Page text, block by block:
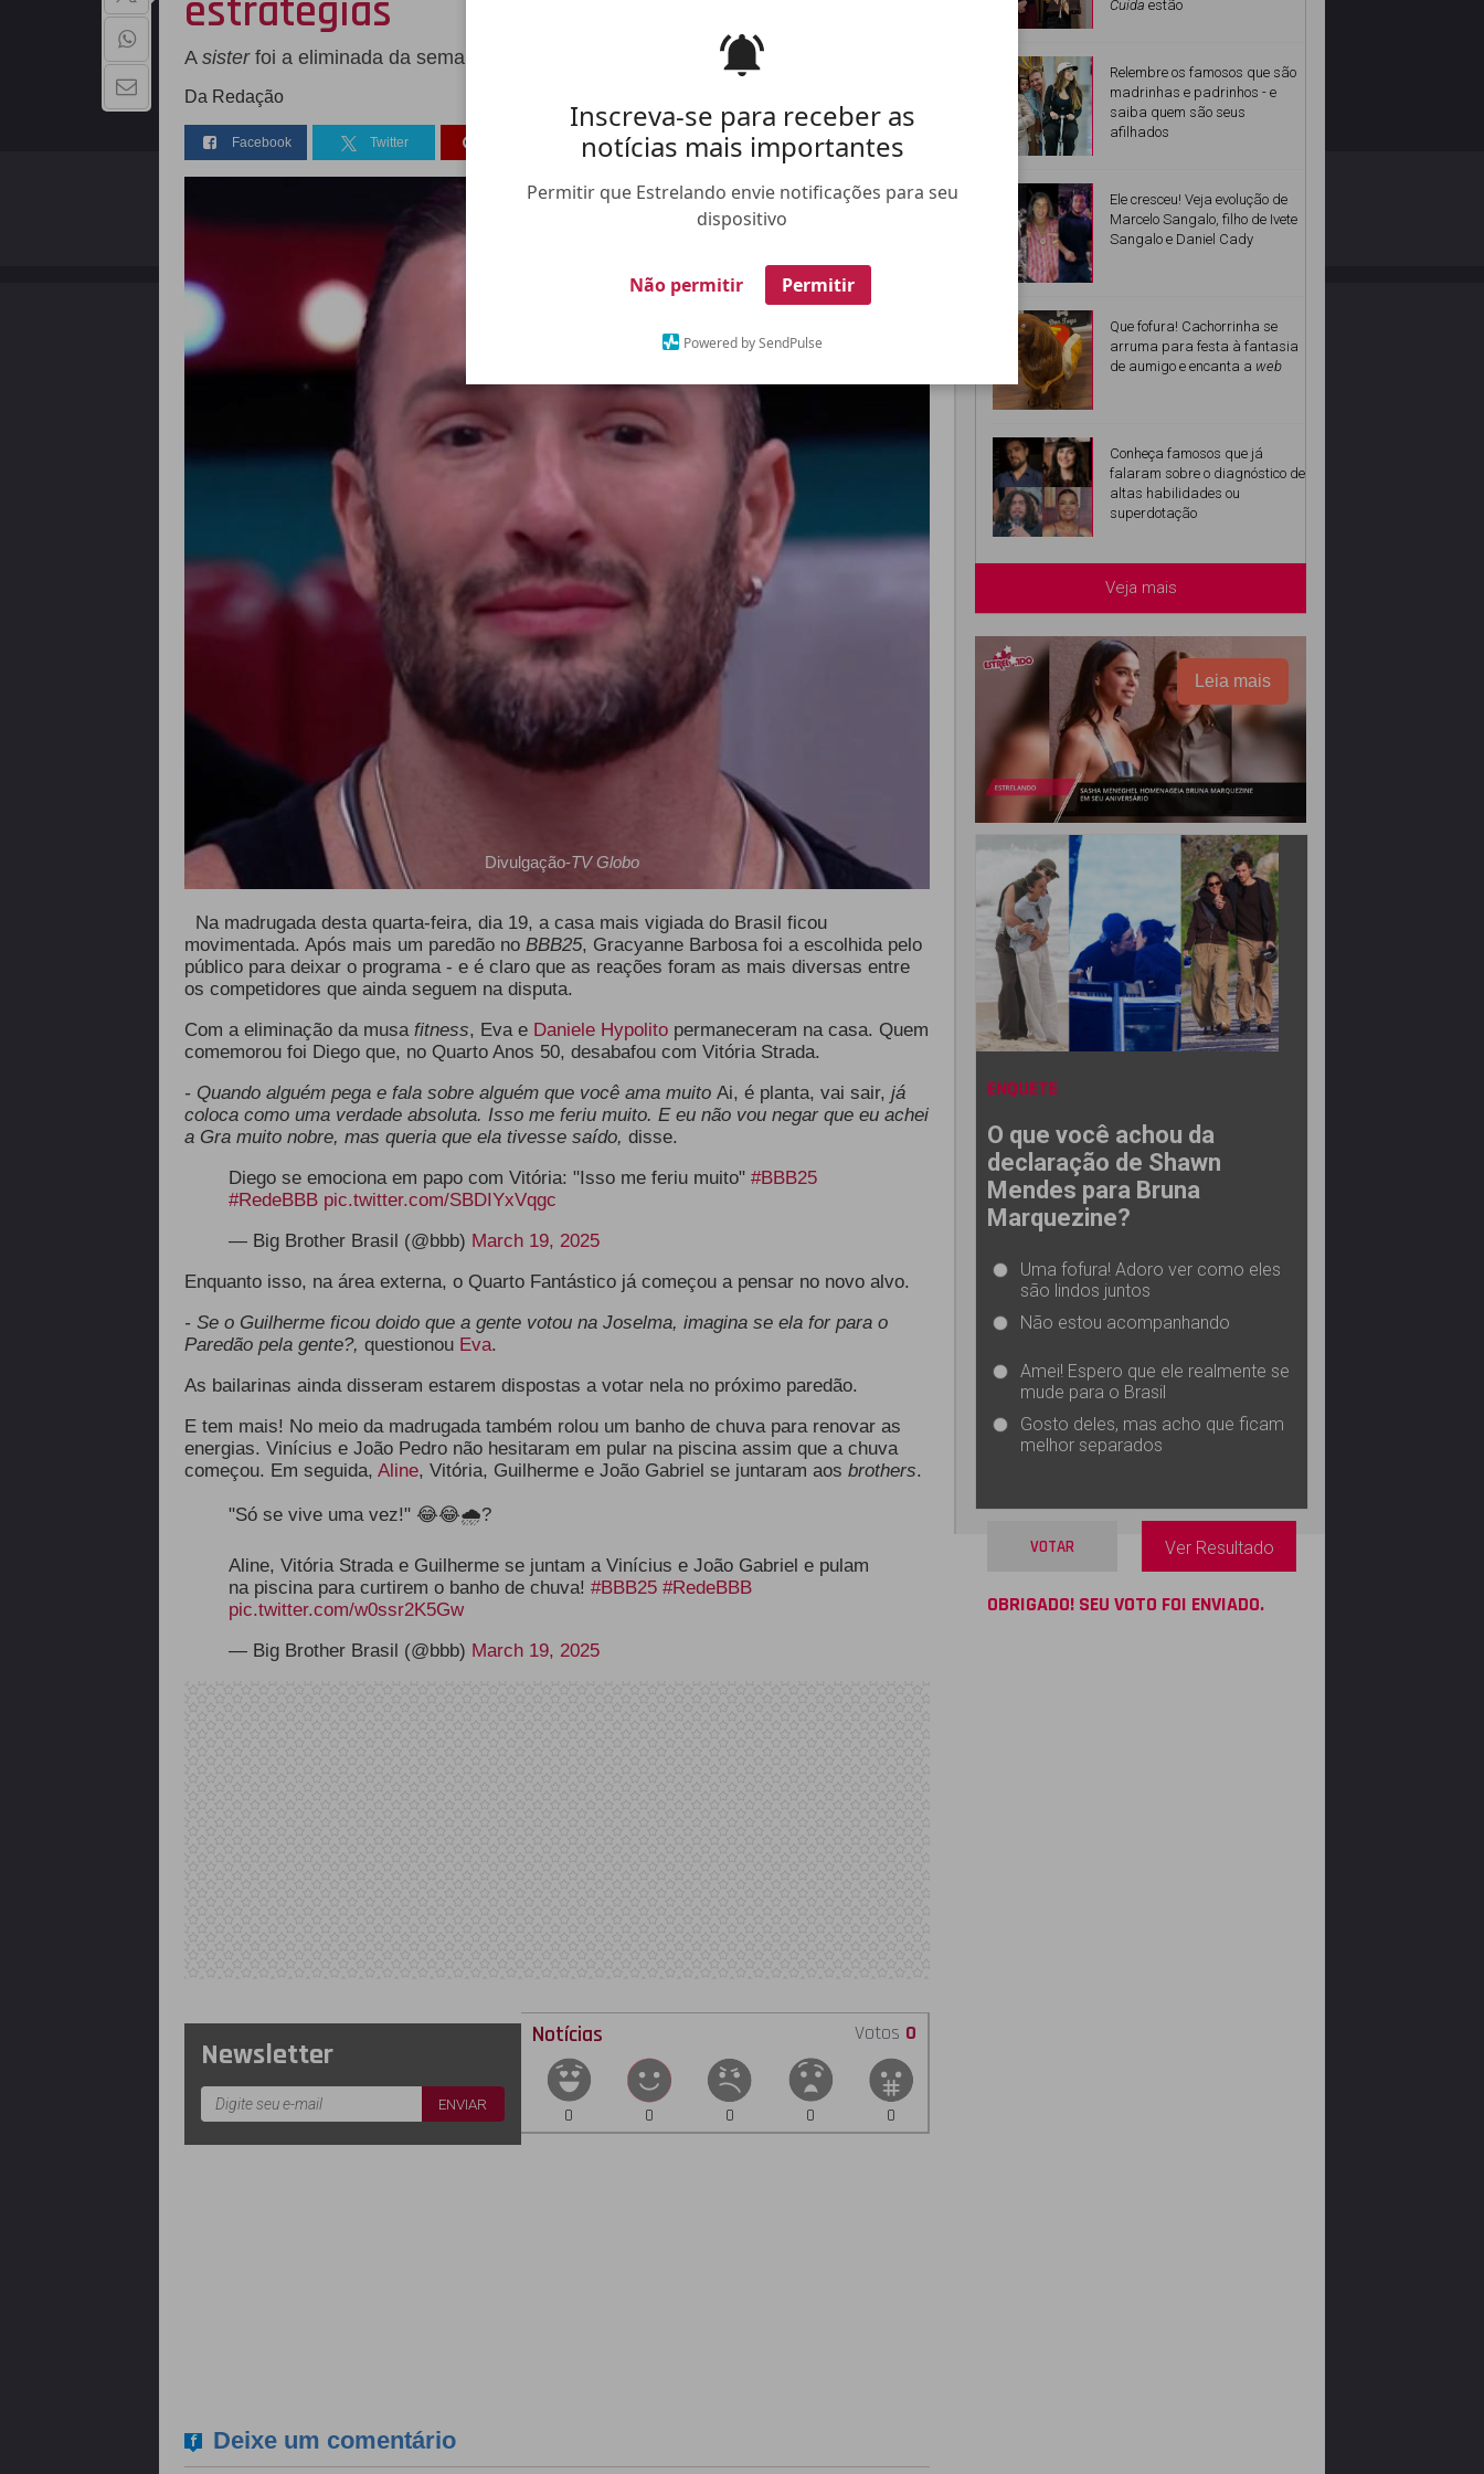
Inscreva-se para receber as
notícias mais importantes
Permitir que Estrelando envie notificações para seu
dispositivo
Não permitir Permitir
Powered by SendPulse
estratégias
A sisterfoi a eliminada da semana do programa
Da Redação
Facebook Twitter Whatsapp
Divulgação-TV Globo
Na madrugada desta quarta-feira, dia 19, a casa mais vigiada do Brasil ficou
movimentada. Após mais um paredão no BBB25, Gracyanne Barbosa foi a escolhida pelo
público para deixar o programa - e é claro que as reações foram as mais diversas entre
os competidores que ainda seguem na disputa.
Com a eliminação da musa fitness, Eva e Daniele Hypolitopermaneceram na casa. Quem
comemorou foi Diego que, no Quarto Anos 50, desabafou com Vitória Strada.
- Quando alguém pega e fala sobre alguém que você ama muito Ai, é planta, vai sair, já
coloca como uma verdade absoluta. Isso me feriu muito. E eu não vou negar que eu achei
a Gra muito nobre, mas queria que ela tivesse saído, disse.
Diego se emociona em papo com Vitória: "Isso me feriu muito" #BBB25
#RedeBBB pic.twitter.com/SBDIYxVqgc
— Big Brother Brasil (@bbb) March 19, 2025
Enquanto isso, na área externa, o Quarto Fantástico já começou a pensar no novo alvo.
- Se o Guilherme ficou doido que a gente votou na Joselma, imagina se ela for para o
Paredão pela gente?, questionou Eva.
As bailarinas ainda disseram estarem dispostas a votar nela no próximo paredão.
E tem mais! No meio da madrugada também rolou um banho de chuva para renovar as
energias. Vinícius e João Pedro não hesitaram em pular na piscina assim que a chuva
começou. Em seguida, Aline, Vitória, Guilherme e João Gabriel se juntaram aos brothers.
"Só se vive uma vez!" 😂😂🌧?
Aline, Vitória Strada e Guilherme se juntam a Vinícius e João Gabriel e pulam
na piscina para curtirem o banho de chuva! #BBB25 #RedeBBB
pic.twitter.com/w0ssr2K5Gw
— Big Brother Brasil (@bbb) March 19, 2025
Newsletter
Notícias Votos 0
0 0 0 0 0
Deixe um comentário
Cuida estão
Relembre os famosos que são
madrinhas e padrinhos - e
saiba quem são seus
afilhados
Ele cresceu! Veja evolução de
Marcelo Sangalo, filho de Ivete
Sangalo e Daniel Cady
Que fofura! Cachorrinha se
arruma para festa à fantasia
de aumigo e encanta a web
Conheça famosos que já
falaram sobre o diagnóstico de
altas habilidades ou
superdotação
Veja mais
Leia mais
ENQUETE
O que você achou da
declaração de Shawn
Mendes para Bruna
Marquezine?
Uma fofura! Adoro ver como eles
são lindos juntos
Não estou acompanhando
Amei! Espero que ele realmente se
mude para o Brasil
Gosto deles, mas acho que ficam
melhor separados
VOTAR Ver Resultado
OBRIGADO! SEU VOTO FOI ENVIADO.
FALE CONOSCO ANUNCIE NO ESTRELANDO TRABALHE NO ESTRELANDO
Copyright - 2026 | Todos os direitos reservados Desenvolvido por